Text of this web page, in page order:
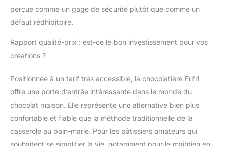
perçue comme un gage de sécurité plutôt que comme un
défaut rédhibitoire.
Rapport qualité-prix : est-ce le bon investissement pour vos
créations ?
Positionnée à un tarif très accessible, la chocolatière Frifri
offre une porte d’entrée intéressante dans le monde du
chocolat maison. Elle représente une alternative bien plus
confortable et fiable que la méthode traditionnelle de la
casserole au bain-marie. Pour les pâtissiers amateurs qui